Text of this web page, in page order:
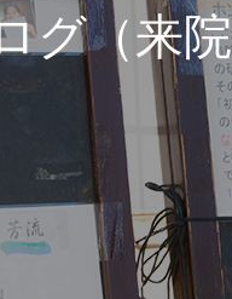
グ（来院